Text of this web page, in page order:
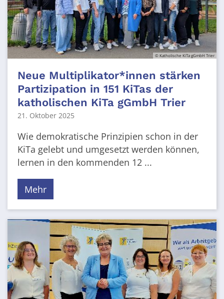
© Katholische KiTa gGmbH Trier
Neue Multiplikator*innen stärken
Partizipation in 151 KiTas der
katholischen KiTa gGmbH Trier
21. Oktober 2025
Wie demokratische Prinzipien schon in der
KiTa gelebt und umgesetzt werden können,
lernen in den kommenden 12 ...
Mehr